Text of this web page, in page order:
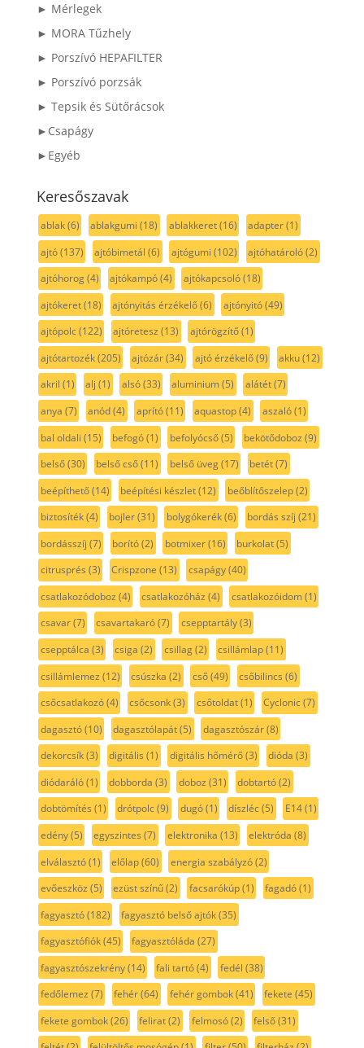
► Mérlegek
► MORA Tűzhely
► Porszívó HEPAFILTER
► Porszívó porzsák
► Tepsik és Sütőrácsok
►Csapágy
►Egyéb
Keresőszavak
ablak(6) ablakgumi (18) ablakkeret(16) adapter(1)
ajtó(137) ajtóbimetál (6) ajtógumi (102) ajtóhatároló(2)
ajtóhorog(4) ajtókampó(4) ajtókapcsoló(18)
ajtókeret(18) ajtónyitás érzékelő(6) ajtónyitó(49)
ajtópolc(122) ajtóretesz (13) ajtórögzítő(1)
ajtótartozék(205) ajtózár(34) ajtó érzékelő(9) akku(12)
akril (1) alj (1) alsó(33) aluminium(5) alátét(7)
anya (7) anód(4) aprító(11) aquastop(4) aszaló(1)
bal oldali (15) befogó(1) befolyócső(5) bekötődoboz (9)
belső(30) belső cső(11) belső üveg(17) betét(7)
beépíthető(14) beépítési készlet(12) beőblítőszelep(2)
biztosíték(4) bojler(31) bolygókerék(6) bordás szíj (21)
bordásszíj (7) borító(2) botmixer(16) burkolat(5)
citrusprés (3) Crispzone (13) csapágy(40)
csatlakozódoboz (4) csatlakozóház (4) csatlakozóidom(1)
csavar(7) csavartakaró(7) csepptartály(3)
csepptálca (3) csiga (2) csillag(2) csillámlap(11)
csillámlemez (12) csúszka (2) cső(49) csőbilincs (6)
csőcsatlakozó(4) csőcsonk(3) csőtoldat(1) Cyclonic(7)
dagasztó(10) dagasztólapát(5) dagasztószár(8)
dekorcsík(3) digitális (1) digitális hőmérő(3) dióda (3)
diódaráló(1) dobborda (3) doboz (31) dobtartó(2)
dobtömítés (1) drótpolc(9) dugó(1) díszléc(5) E14(1)
edény(5) egyszintes (7) elektronika (13) elektróda (8)
elválasztó(1) előlap(60) energia szabályzó(2)
evőeszköz (5) ezüst színű(2) facsarókúp(1) fagadó(1)
fagyasztó(182) fagyasztó belső ajtók(35)
fagyasztófiók(45) fagyasztóláda (27)
fagyasztószekrény(14) fali tartó(4) fedél (38)
fedőlemez (7) fehér(64) fehér gombok(41) fekete (45)
fekete gombok(26) felirat(2) felmosó(2) felső(31)